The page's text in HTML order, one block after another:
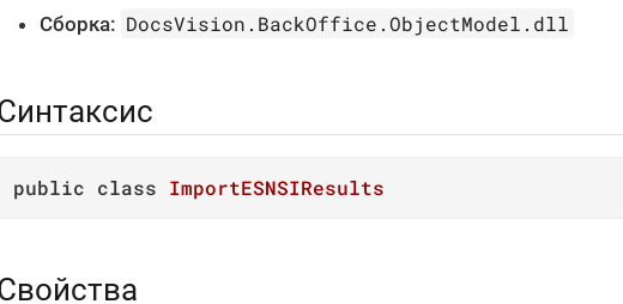
Сборка: DocsVision.BackOffice.ObjectModel.dll
public class ImportESNSIResults